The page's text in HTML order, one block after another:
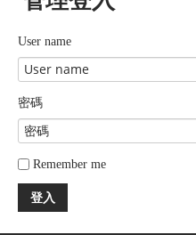
User name
密碼
Remember me
登入